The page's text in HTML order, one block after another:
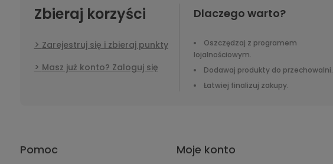
Zbieraj korzyści
Zarejestruj się i zbieraj punkty
Masz już konto? Zaloguj się
Dlaczego warto?
Oszczędzaj z programem
lojalnościowym.
Dodawaj produkty do przechowalni.
Łatwiej finalizuj zakupy.
Pomoc Moje konto